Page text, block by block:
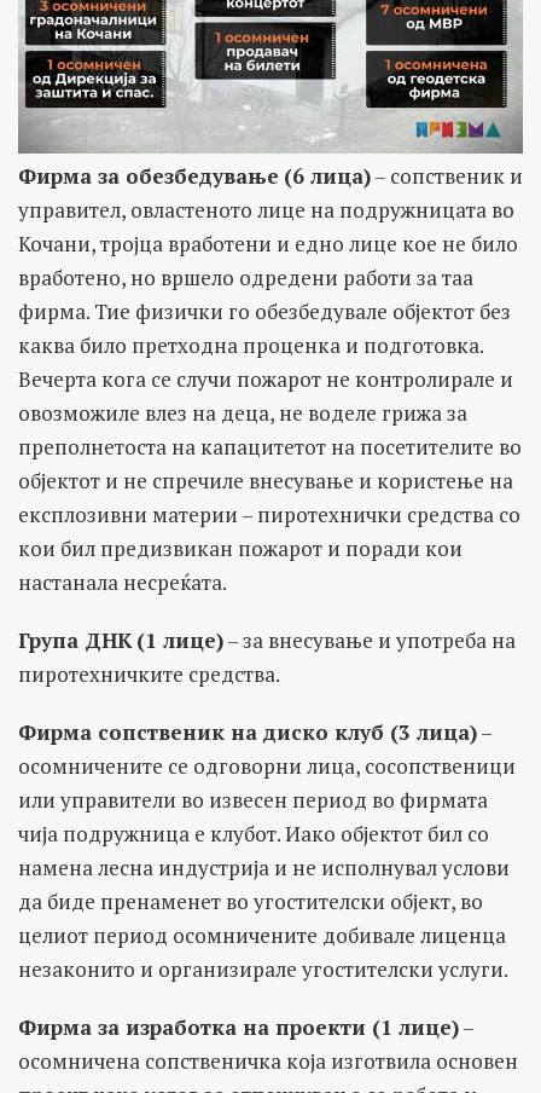
Фирма за обезбедување (6 лица)– сопственик и
управител, овластеното лице на подружницата во
Кочани, тројца вработени и едно лице кое не било
вработено, но вршело одредени работи за таа
фирма. Тие физички го обезбедувале објектот без
каква било претходна проценка и подготовка.
Вечерта кога се случи пожарот не контролирале и
овозможиле влез на деца, не воделе грижа за
преполнетоста на капацитетот на посетителите во
објектот и не спречиле внесување и користење на
експлозивни материи – пиротехнички средства со
кои бил предизвикан пожарот и поради кои
настанала несреќата.
Група ДНК (1 лице)– за внесување и употреба на
пиротехничките средства.
Фирма сопственик на диско клуб (3 лица)–
осомничените се одговорни лица, сосопственици
или управители во извесен период во фирмата
чија подружница е клубот. Иако објектот бил со
намена лесна индустрија и не исполнувал услови
да биде пренаменет во угостителски објект, во
целиот период осомничените добивале лиценца
незаконито и организирале угостителски услуги.
Фирма за изработка на проекти (1 лице)–
осомничена сопственичка која изготвила основен